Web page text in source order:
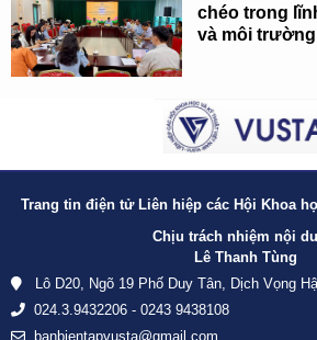
chéo trong
và môi trường
Trang tin điện tử Liên hiệp các Hội Khoa
Chịu trách nhiệm nội
Lê Thanh Tùng
Lô D20, Ngõ 19 Phố Duy Tân, Dịch Vọng
024.3.9432206 - 0243 9438108
banbientapvusta@gmail.com